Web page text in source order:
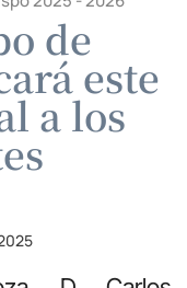
de
este
a los